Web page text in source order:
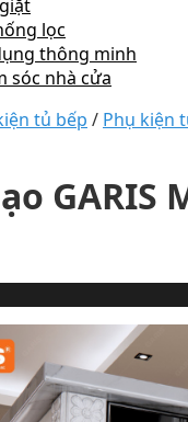
lọc
thông minh
sóc nhà cửa
tủ bếp / Phụ kiện
GARIS